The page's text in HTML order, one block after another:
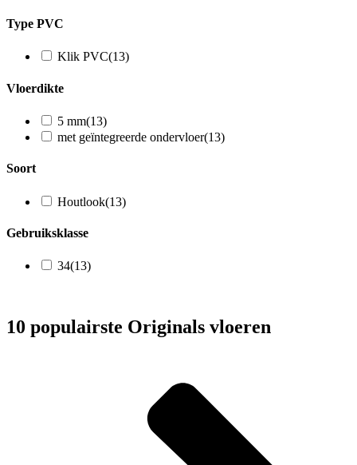
Type PVC
Klik PVC(13)
Vloerdikte
5 mm(13)
met geïntegreerde ondervloer(13)
Soort
Houtlook(13)
Gebruiksklasse
34(13)
10 populairste Originals vloeren